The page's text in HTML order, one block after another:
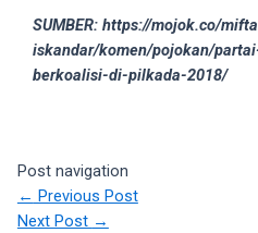
your
favorite
one:
anal,
ass,
SUMBER: https://mojok.co/
iskandar/komen/pojokan/
berkoalisi-di-pilkada-2018/
Post navigation
← Previous Post
Next Post →